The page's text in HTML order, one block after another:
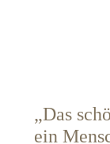
„Das
ein